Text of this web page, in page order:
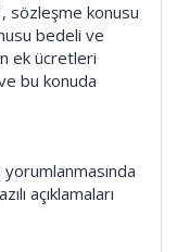
sözleşme konusu
bedeli ve
ek ücretleri
bu konuda
açıklamaları